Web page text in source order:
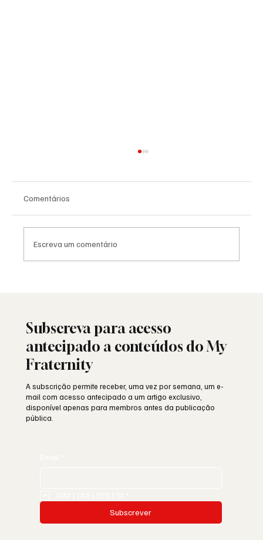
Comentários
Escreva um comentário
Subscreva para acesso
antecipado a conteúdos do My
Fraternity
A subscrição permite receber, uma vez por semana, um e-
mail com acesso antecipado a um artigo exclusivo,
disponível apenas para membros antes da publicação
pública.
Subscrever